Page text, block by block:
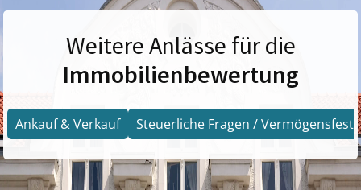
Weitere Anlässe für die
Immobilienbewertung
Ankauf & Verkauf Steuerliche Fragen /